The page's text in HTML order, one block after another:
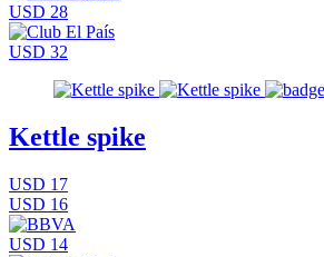
USD 28
USD 32
Kettle spike
USD 17
USD 16
USD 14